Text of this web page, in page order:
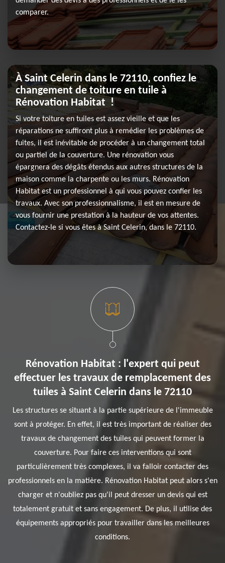
comparer.
À Saint Celerin dans le 72110, confiez le
changement de toiture en tuile à
Rénovation Habitat !
Si votre toiture en tuiles est assez vieille et que les
réparations ne suffiront plus à remédier les problèmes de
fuites, il est inévitable de procéder à un changement total
ou partiel de la couverture. Une rénovation vous
épargnera des dégâts étendus aux autres structures de la
maison comme la charpente ou les murs. Rénovation
Habitat est un professionnel à qui vous pouvez confier les
travaux. Avec son professionnalisme, il est en mesure de
vous fournir une prestation à la hauteur de vos attentes.
Contactez-le si vous êtes à Saint Celerin, dans le 72110.
Rénovation Habitat : l'expert qui peut
effectuer les travaux de remplacement des
tuiles à Saint Celerin dans le 72110
Les structures se situant à la partie supérieure de l'immeuble
sont à protéger. En effet, il est très important de réaliser des
travaux de changement des tuiles qui peuvent former la
couverture. Pour faire ces interventions qui sont
particulièrement très complexes, il va falloir contacter des
professionnels en la matière. Rénovation Habitat peut alors s'en
charger et n'oubliez pas qu'il peut dresser un devis qui est
totalement gratuit et sans engagement. De plus, il utilise des
équipements appropriés pour travailler dans les meilleures
conditions.